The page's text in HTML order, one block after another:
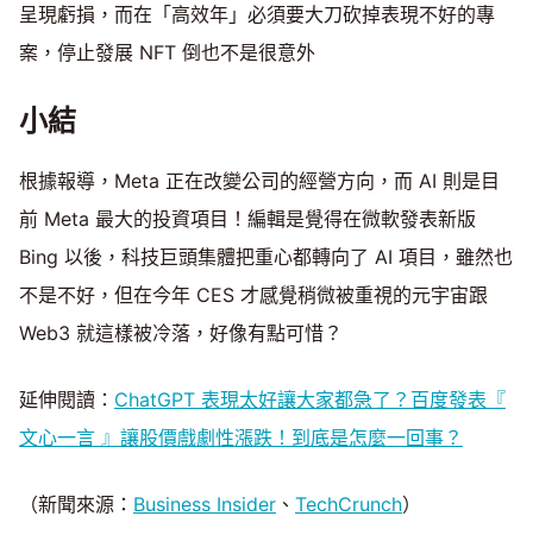
呈現虧損，而在「高效年」必須要大刀砍掉表現不好的專
案，停止發展 NFT 倒也不是很意外
小結
根據報導，Meta 正在改變公司的經營方向，而 AI 則是目
前 Meta 最大的投資項目！編輯是覺得在微軟發表新版
Bing 以後，科技巨頭集體把重心都轉向了 AI 項目，雖然也
不是不好，但在今年 CES 才感覺稍微被重視的元宇宙跟
Web3 就這樣被冷落，好像有點可惜？
延伸閱讀： ChatGPT 表現太好讓大家都急了？百度發表『
文心一言 』讓股價戲劇性漲跌！到底是怎麼一回事？
（新聞來源： Business Insider 、 TechCrunch）